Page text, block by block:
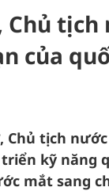
tịch
của
Chủ tịch
kỹ năng
mắt sang